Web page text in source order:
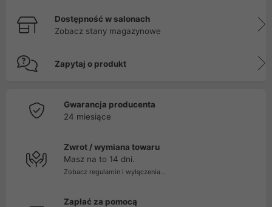
Dostępność w salonach
Zobacz stany magazynowe
Zapytaj o produkt
Gwarancja producenta
24 miesiące
Zwrot / wymiana towaru
Masz na to 14 dni.
Zobacz regulamin i wyłączenia...
Zapłać za pomocą